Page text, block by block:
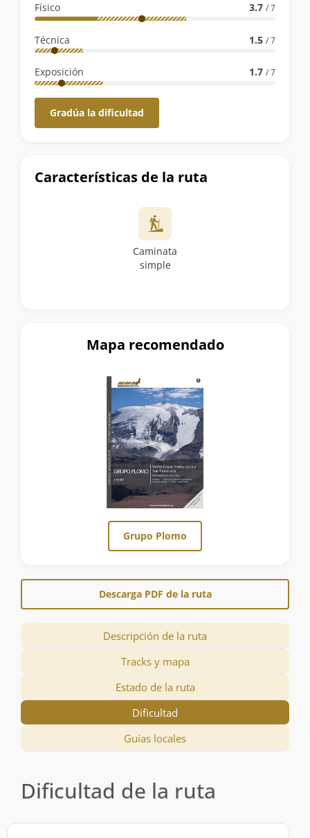
Físico 3.7 / 7
Técnica 1.5 / 7
Exposición 1.7 / 7
Gradúa la dificultad
Características de la ruta
Caminata
simple
Mapa recomendado
Grupo Plomo
Descarga PDF de la ruta
Descripción de la ruta
Tracks y mapa
Estado de la ruta
Dificultad
Guías locales
Dificultad de la ruta